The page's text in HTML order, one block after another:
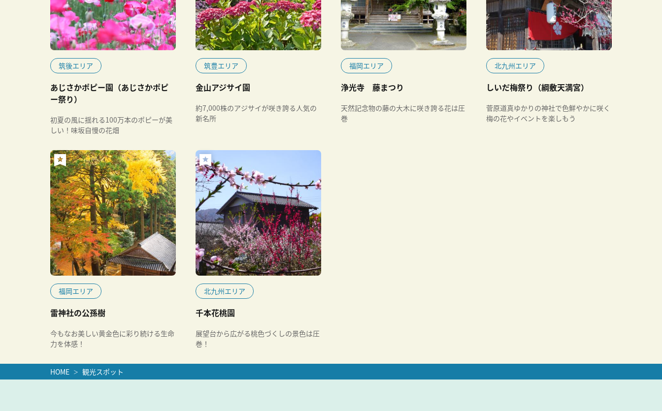
筑後エリア
あじさかポピー園（あじさかポピ
ー祭り）
初夏の風に揺れる100万本のポピーが美
しい！味坂自慢の花畑
筑豊エリア
金山アジサイ園
約7,000株のアジサイが咲き誇る人気の
新名所
福岡エリア
浄光寺 藤まつり
天然記念物の藤の大木に咲き誇る花は圧
巻
北九州エリア
しいだ梅祭り（綱敷天満宮）
菅原道真ゆかりの神社で色鮮やかに咲く
梅の花やイベントを楽しもう
福岡エリア
雷神社の公孫樹
今もなお美しい黄金色に彩り続ける生命
力を体感！
北九州エリア
千本花桃園
展望台から広がる桃色づくしの景色は圧
巻！
HOME 観光スポット